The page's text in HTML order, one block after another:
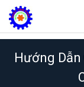
Hướng Dẫn